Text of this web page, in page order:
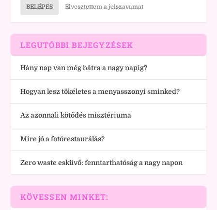
BELÉPÉS Elvesztettem a jelszavamat
LEGUTÓBBI BEJEGYZÉSEK
Hány nap van még hátra a nagy napig?
Hogyan lesz tökéletes a menyasszonyi sminked?
Az azonnali kötődés misztériuma
Mire jó a fotórestaurálás?
Zero waste esküvő: fenntarthatóság a nagy napon
KÖVESSEN MINKET: